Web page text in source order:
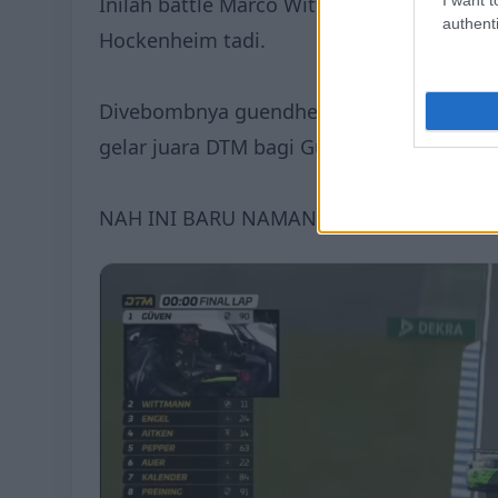
Hockenheim tadi.
Divebombnya guendheng cok. Gak
gelar juara DTM bagi Güven.
NAH INI BARU NAMANYA BALAPAN 🔥